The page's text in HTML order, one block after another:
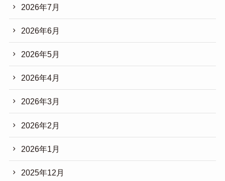
2026年7月
2026年6月
2026年5月
2026年4月
2026年3月
2026年2月
2026年1月
2025年12月